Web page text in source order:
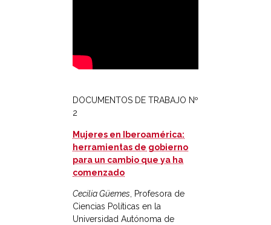
DOCUMENTOS DE TRABAJO Nº
2
Mujeres en Iberoamérica:
herramientas de gobierno
para un cambio que ya ha
comenzado
Cecilia Güemes , Profesora de
Ciencias Políticas en la
Universidad Autónoma de